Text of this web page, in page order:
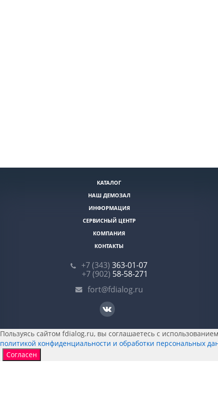
КАТАЛОГ
НАШ ДЕМОЗАЛ
ИНФОРМАЦИЯ
СЕРВИСНЫЙ ЦЕНТР
КОМПАНИЯ
КОНТАКТЫ
+7 (343) 363-01-07
+7 (902) 58-58-271
fort@fdialog.ru
Пользуясь сайтом fdialog.ru, вы соглашаетесь с
политикой конфиденциальности и обработки персональных
Согласен